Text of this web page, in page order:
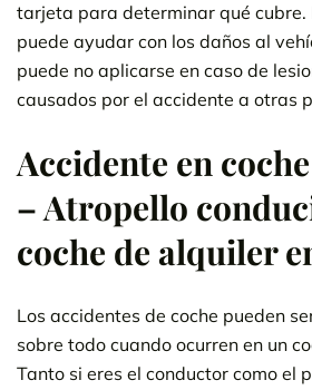
tarjeta para determinar qué cubre.
puede ayudar con los daños al
puede no aplicarse en caso de
causados por el accidente a otras
Accidente en
– Atropello
coche de alquiler
Los accidentes de coche pueden
sobre todo cuando ocurren en un
Tanto si eres el conductor como el